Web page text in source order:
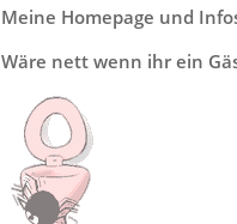
Meine Homepage und
Wäre nett wenn ihr ein